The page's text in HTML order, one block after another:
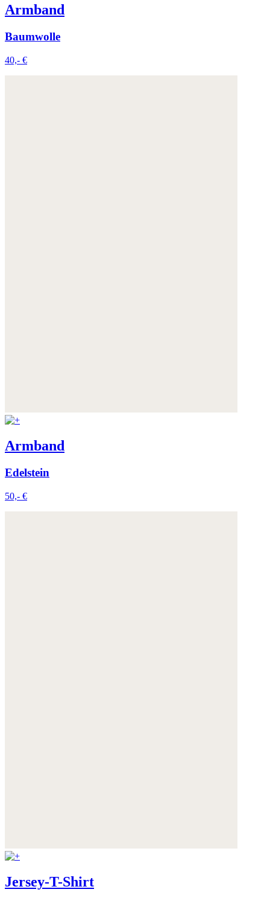
Armband
Baumwolle
40,- €
Armband
Edelstein
50,- €
Jersey-T-Shirt